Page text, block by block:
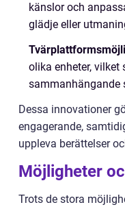
känslor och
glädje eller
olika enheter, vilket
sammanhängande
Dessa innovationer
engagerande,
uppleva berättelser
Möjligheter
Trots de stora